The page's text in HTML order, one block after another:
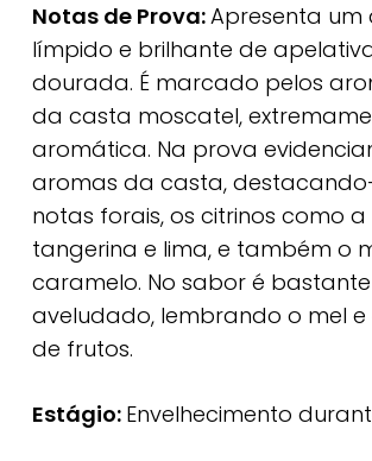
Notas de Prova:Apresenta um
límpido e brilhante de
dourada. É marcado pelos
da casta moscatel,
aromática. Na prova
aromas da casta,
notas forais, os citrinos como
tangerina e lima, e também o
caramelo. No sabor é
aveludado, lembrando o mel
de frutos.
Estágio: Envelhecimento